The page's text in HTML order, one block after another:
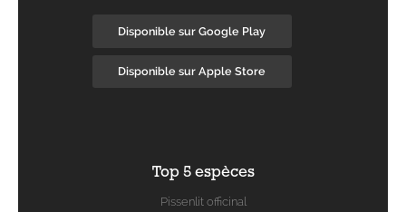
Disponible sur Google Play
Disponible sur Apple Store
Top 5 espèces
Pissenlit officinal